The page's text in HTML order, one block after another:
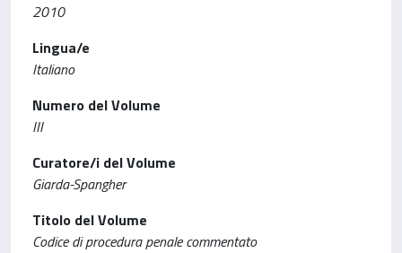
2010
Lingua/e
Italiano
Numero del Volume
III
Curatore/i del Volume
Giarda-Spangher
Titolo del Volume
Codice di procedura penale commentato